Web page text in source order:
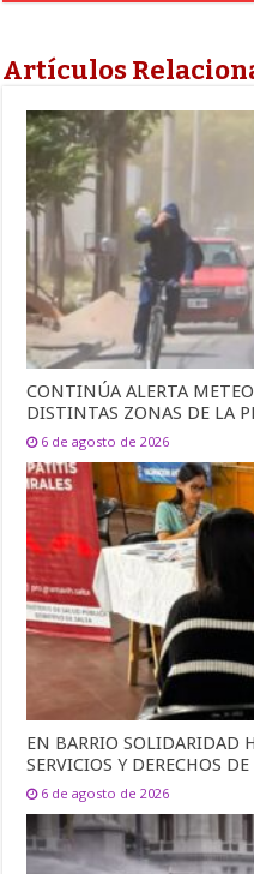
Artículos
CONTINÚA ALERTA
DISTINTAS ZONAS DE LA
6 de agosto de 2026
EN BARRIO SOLIDARIDAD
SERVICIOS Y DERECHOS DE
6 de agosto de 2026